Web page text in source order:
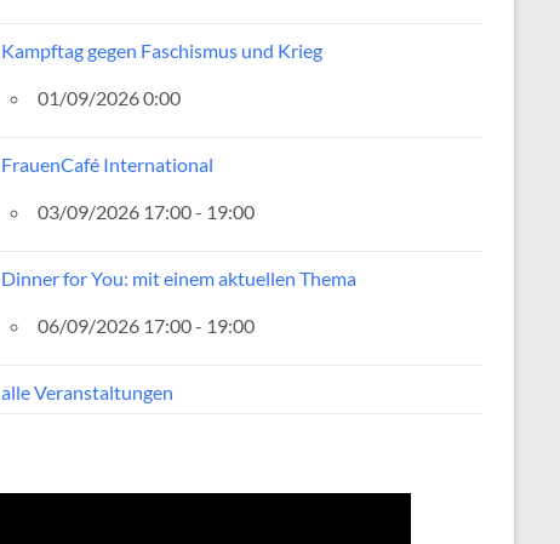
Kampftag gegen Faschismus und Krieg
01/09/2026 0:00
FrauenCafé International
03/09/2026 17:00 - 19:00
Dinner for You: mit einem aktuellen Thema
06/09/2026 17:00 - 19:00
alle Veranstaltungen